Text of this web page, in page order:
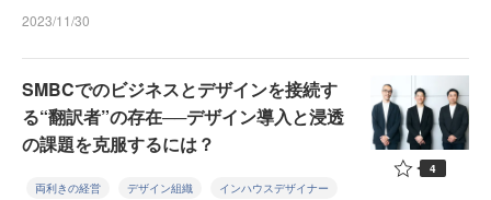
2023/11/30
SMBCでのビジネスとデザインを接続す
る“翻訳者”の存在──デザイン導入と浸透
の課題を克服するには？
両利きの経営 デザイン組織 インハウスデザイナー
4